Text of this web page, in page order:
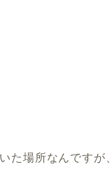
た場所なんですが、